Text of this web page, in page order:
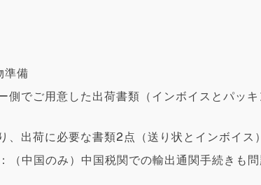
準備
側でご用意した出荷書類（インボイスとパッキ
、出荷に必要な書類2点（送り状とインボイス
（中国のみ）中国税関での輸出通関手続きも